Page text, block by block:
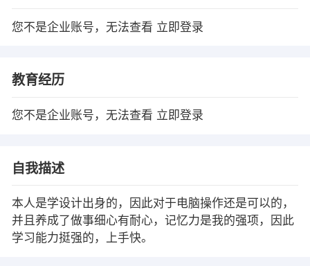
您不是企业账号，无法查看 立即登录
教育经历
您不是企业账号，无法查看 立即登录
自我描述
本人是学设计出身的，因此对于电脑操作还是可以的，
并且养成了做事细心有耐心，记忆力是我的强项，因此
学习能力挺强的，上手快。